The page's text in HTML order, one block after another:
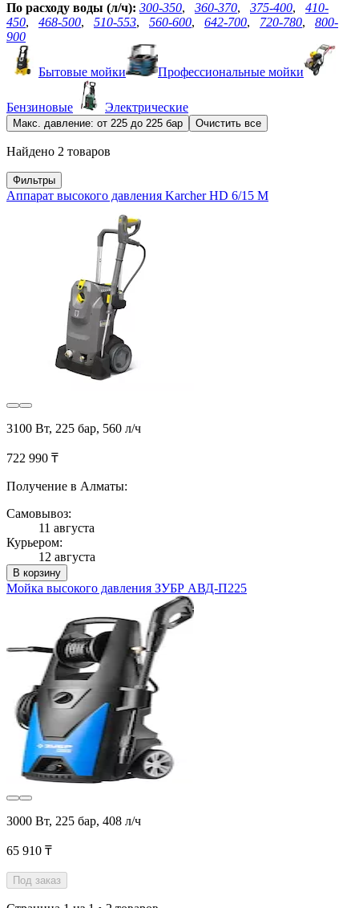
По расходу воды (л/ч): 300-350, 360-370, 375-400, 410-
450, 468-500, 510-553, 560-600, 642-700, 720-780, 800-
900
Бытовые мойки Профессиональные мойки
Бензиновые Электрические
Макс. давление: от 225 до 225 бар Очистить все
Найдено 2 товаров
Фильтры
Аппарат высокого давления Karcher HD 6/15 M
3100 Вт, 225 бар, 560 л/ч
722 990 ₸
Получение в Алматы:
Самовывоз:
11 августа
Курьером:
12 августа
В корзину
Мойка высокого давления ЗУБР АВД-П225
3000 Вт, 225 бар, 408 л/ч
65 910 ₸
Под заказ